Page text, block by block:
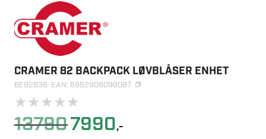
CRAMER 82 BACKPACK LØVBLÅSER ENHET
BE82B36· EAN: 6952909096087
★★★★★
13790 Opprinnelig
pris
7990pris
,-